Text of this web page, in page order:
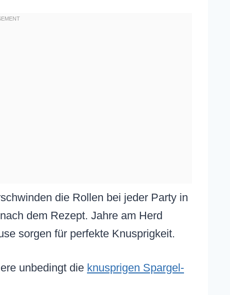
die Rollen bei jeder Party in
dem Rezept. Jahre am Herd
sorgen für perfekte Knusprigkeit.
unbedingt die knusprigen Spargel-